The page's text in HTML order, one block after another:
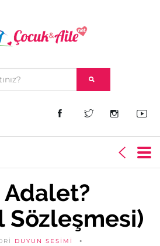
Adalet?
Sözleşmesi)
DUYUN SESIMI